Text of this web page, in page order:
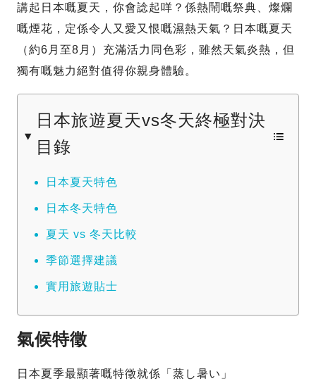
講起日本嘅夏天，你會諗起咩？係熱鬧嘅祭典、燦爛
嘅煙花，定係令人又愛又恨嘅濕熱天氣？日本嘅夏天
（約6月至8月）充滿活力同色彩，雖然天氣炎熱，但
獨有嘅魅力絕對值得你親身體驗。
日本旅遊夏天vs冬天終極對決
目錄
日本夏天特色
日本冬天特色
夏天 vs 冬天比較
季節選擇建議
實用旅遊貼士
氣候特徵
日本夏季最顯著嘅特徵就係「蒸し暑い」